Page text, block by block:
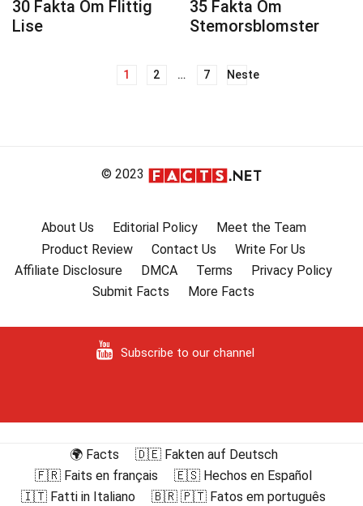
30 Fakta Om Flittig
Lise
35 Fakta Om
Stemorsblomster
Innleggnavigasjon
1 2 … 7 Neste
© 2023
About Us Editorial Policy
Meet the Team
Product Review
Contact Us
Write For Us
Affiliate Disclosure
DMCA Terms
Privacy Policy
Submit Facts
More Facts
Subscribe to our channel
🌍 Facts
🇩🇪 Fakten auf Deutsch
🇫🇷 Faits en français
🇪🇸 Hechos en Español
🇮🇹 Fatti in Italiano
🇧🇷 🇵🇹 Fatos em português